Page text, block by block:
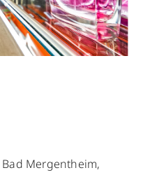
Bad Mergentheim,